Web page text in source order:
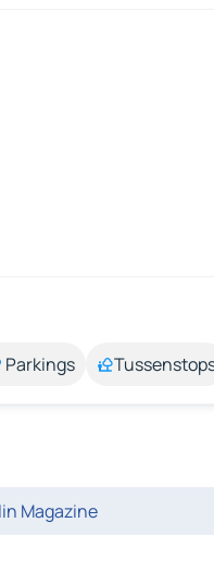
Parkings
Magazine